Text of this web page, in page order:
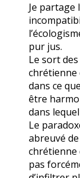
Je partage
pur jus.
Le sort
chrétienne
dans ce
être
dans
Le
abreuvé
chrétienne
pas